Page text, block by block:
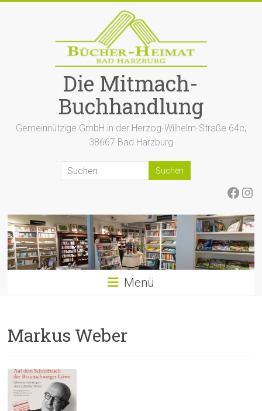
Die Mitmach-
Buchhandlung
Gemeinnützige GmbH in der Herzog-Wilhelm-Straße 64c,
38667 Bad Harzburg
Menü
Markus Weber